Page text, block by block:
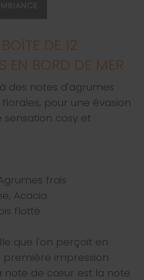
DE 12
EN BORD DE MER
des notes d'agrumes
pour une évasion
cosy et
frais
Acacia
flotté
que l'on perçoit en
impression
note de cœur est la note